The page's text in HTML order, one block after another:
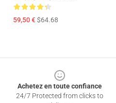
59,50 €$64.68
Achetez en toute confiance
24/7 Protected from clicks to